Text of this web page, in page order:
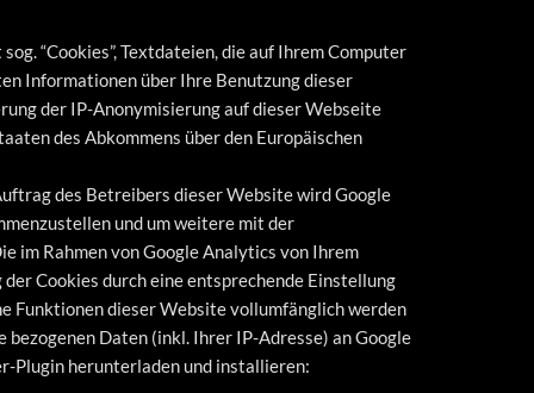
“Cookies”, Textdateien, die auf Ihrem Computer
Informationen über Ihre Benutzung dieser
der IP-Anonymisierung auf dieser Webseite
des Abkommens über den Europäischen
des Betreibers dieser Website wird Google
und um weitere mit der
im Rahmen von Google Analytics von Ihrem
Cookies durch eine entsprechende Einstellung
Funktionen dieser Website vollumfänglich werden
Daten (inkl. Ihrer IP-Adresse) an Google
Plugin herunterladen und installieren: